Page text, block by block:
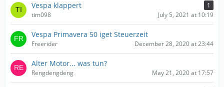
Vespa klappert
1
tim098
July 5, 2021 at 10:19
Vespa Primavera 50 iget Steuerzeit
Freerider December 28, 2020 at 23:44
Alter Motor... was tun?
Rengdengdeng May 21, 2020 at 17:57